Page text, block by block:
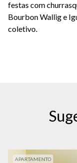
festas com
Bourbon Wallig e
coletivo.
APARTAMENTO